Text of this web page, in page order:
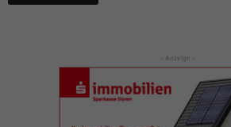
- Anzeige -